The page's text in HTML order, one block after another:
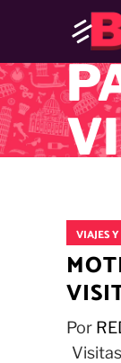
VIAJES
Por
Visitas